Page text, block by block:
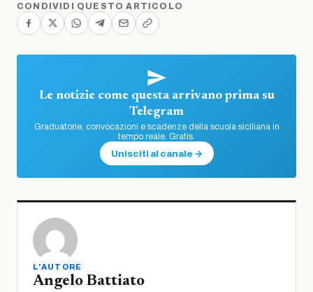
CONDIVIDI QUESTO ARTICOLO
Le notizie come questa arrivano prima su
Telegram
Graduatorie, convocazioni e scadenze della scuola siciliana in
tempo reale. Gratis.
Unisciti al canale →
L'AUTORE
Angelo Battiato